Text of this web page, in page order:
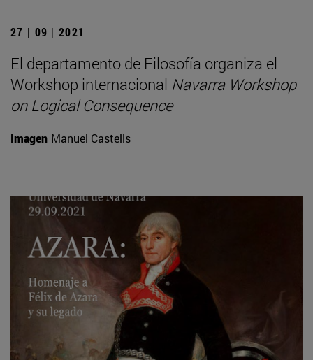
27 | 09 | 2021
El departamento de Filosofía organiza el
Workshop internacional Navarra Workshop
on Logical Consequence
Imagen Manuel Castells